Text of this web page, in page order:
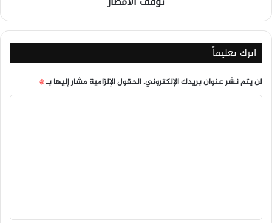
اترك تعليقاً
لن يتم نشر عنوان بريدك الإلكتروني.الحقول الإلزامية مشار إليها بـ*